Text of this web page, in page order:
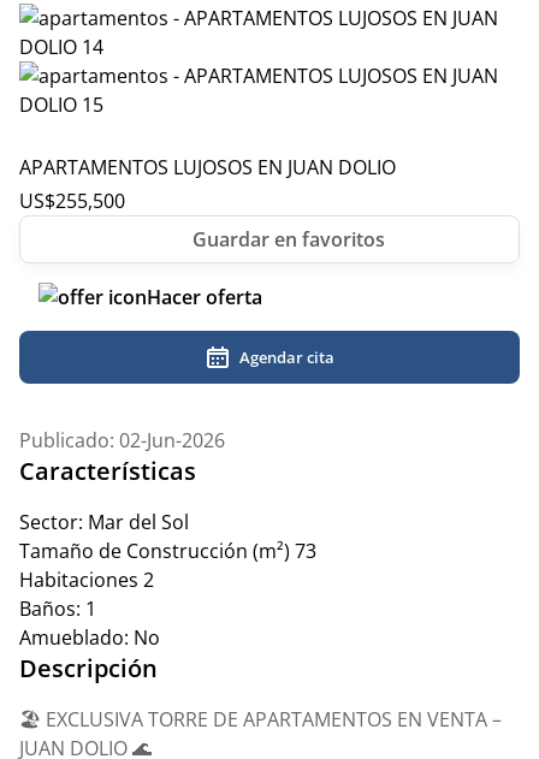
APARTAMENTOS LUJOSOS EN JUAN DOLIO
US$255,500
Hacer oferta
Agendar cita
Publicado: 02-Jun-2026
Características
Sector: Mar del Sol
Tamaño de Construcción (m²) 73
Habitaciones 2
Baños: 1
Amueblado: No
Descripción
🏖️ EXCLUSIVA TORRE DE APARTAMENTOS EN VENTA –
JUAN DOLIO 🌊